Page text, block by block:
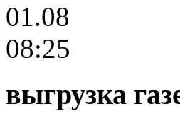
01.08
08:25
выгрузка